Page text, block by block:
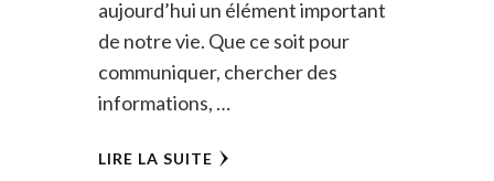
aujourd’hui un élément important
de notre vie. Que ce soit pour
communiquer, chercher des
informations, …
LIRE LA SUITE